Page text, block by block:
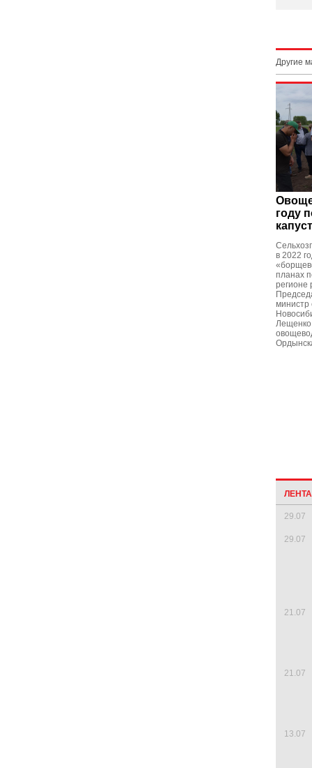
Другие
году
в 2022
планах
регионе
министр
Лещенко
29.07
29.07
21.07
21.07
13.07